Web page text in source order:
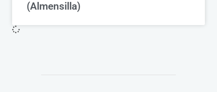
(Almensilla)